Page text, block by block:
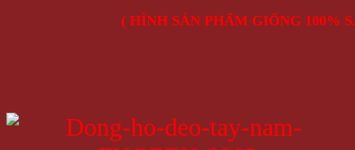
( HÌNH SẢN PHẨM GIỐNG 100%